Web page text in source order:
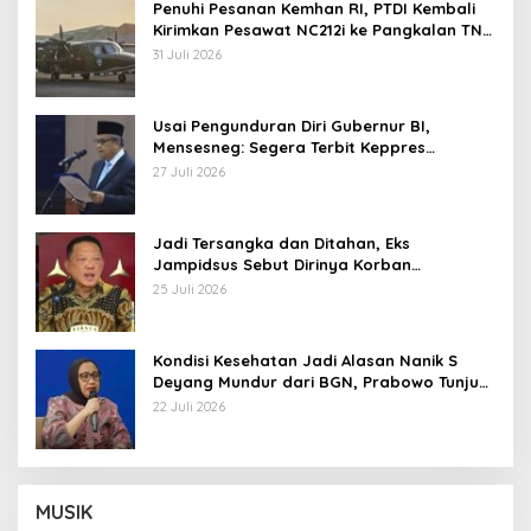
Penuhi Pesanan Kemhan RI, PTDI Kembali
Kirimkan Pesawat NC212i ke Pangkalan TNI
AU
31 Juli 2026
Usai Pengunduran Diri Gubernur BI,
Mensesneg: Segera Terbit Keppres
Pemberhentian dengan Hormat
27 Juli 2026
Jadi Tersangka dan Ditahan, Eks
Jampidsus Sebut Dirinya Korban
Kriminalisasi
25 Juli 2026
Kondisi Kesehatan Jadi Alasan Nanik S
Deyang Mundur dari BGN, Prabowo Tunjuk
Wamentan Sudaryono
22 Juli 2026
MUSIK